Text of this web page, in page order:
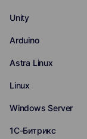
Unity
Arduino
Astra Linux
Linux
Windows Server
1С-Битрикс